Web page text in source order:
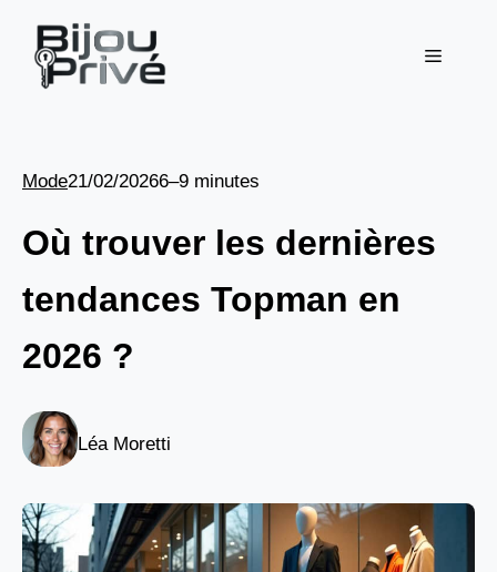
contenu
Menu
Mode21/02/20266–9 minutes
Où trouver les dernières
tendances Topman en
2026 ?
Léa Moretti